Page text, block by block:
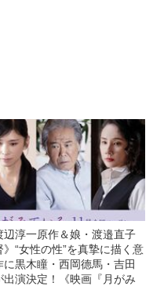
辺淳一原作＆娘・渡邉直子
》“女性の性”を真摯に描く意
に黒木瞳・西岡德馬・吉田
出演決定！《映画『月がみ